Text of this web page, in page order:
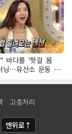
바다를 '핫걸 몸
닝…유산소 운동 효
고충처리
맨위로↑